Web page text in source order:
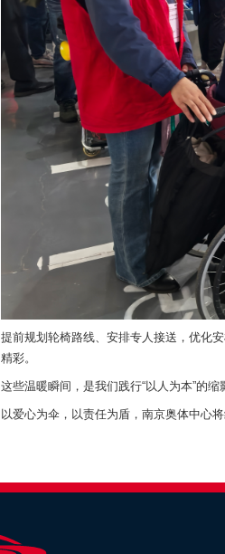
提前规划轮椅路线、安排专人接送，优化
精彩。
这些温暖瞬间，是我们践行“以人为本”的
以爱心为伞，以责任为盾，南京奥体中心